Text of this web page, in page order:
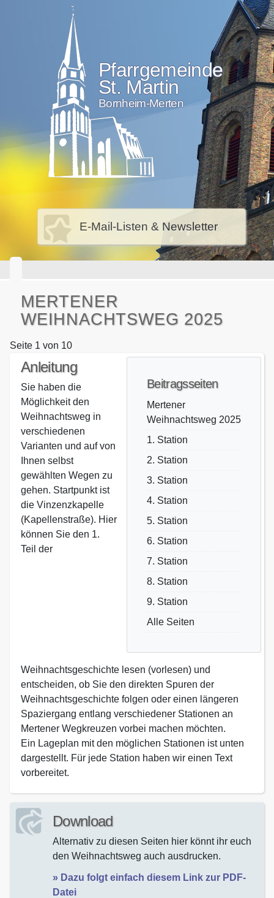
Pfarrgemeinde
St. Martin
Bornheim-Merten
E-Mail-Listen & Newsletter
MERTENER
WEIHNACHTSWEG 2025
Beitragsseiten
Mertener
Weihnachtsweg 2025
1. Station
2. Station
3. Station
4. Station
5. Station
6. Station
7. Station
8. Station
9. Station
Alle Seiten
Seite 1 von 10
Anleitung
Sie haben die
Möglichkeit den
Weihnachtsweg in
verschiedenen
Varianten und auf von
Ihnen selbst
gewählten Wegen zu
gehen. Startpunkt ist
die Vinzenzkapelle
(Kapellenstraße). Hier
können Sie den 1.
Teil der
Weihnachtsgeschichte lesen (vorlesen) und
entscheiden, ob Sie den direkten Spuren der
Weihnachtsgeschichte folgen oder einen längeren
Spaziergang entlang verschiedener Stationen an
Mertener Wegkreuzen vorbei machen möchten.
Ein Lageplan mit den möglichen Stationen ist unten
dargestellt. Für jede Station haben wir einen Text
vorbereitet.
Download
Alternativ zu diesen Seiten hier könnt ihr euch
den Weihnachtsweg auch ausdrucken.
» Dazu folgt einfach diesem Link zur PDF-
Datei